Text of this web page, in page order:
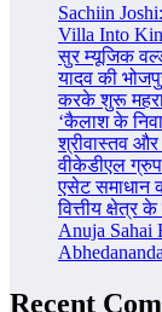
Sachiin
Villa Into
सुर म्यूजिक
यादव की
करके शुरू
‘कैलाश के
श्रीवास्तव और
वीकेडीएल ग्रुप
एसेट समाधान
वित्तीय क्षेत्र
Anuja Sahai
Recent